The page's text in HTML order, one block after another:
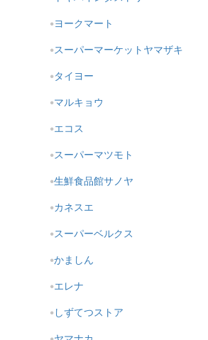
ヨークマート
スーパーマーケットヤマザキ
タイヨー
マルキョウ
エコス
スーパーマツモト
生鮮食品館サノヤ
カネスエ
スーパーベルクス
かましん
エレナ
しずてつストア